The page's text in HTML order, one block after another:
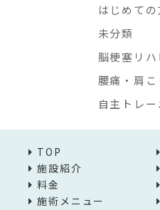
はじめての
未分類
脳梗塞リハ
腰痛・肩こ
自主トレ
TOP
施設紹介
料金
施術メニュー